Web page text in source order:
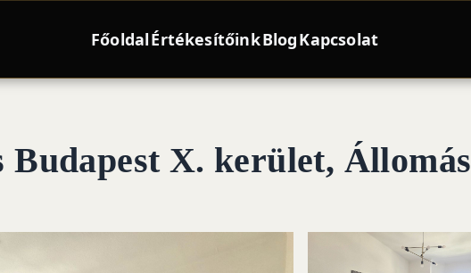
FőoldalÉrtékesítőinkBlogKapcsolat
Budapest X. kerület, Állomás